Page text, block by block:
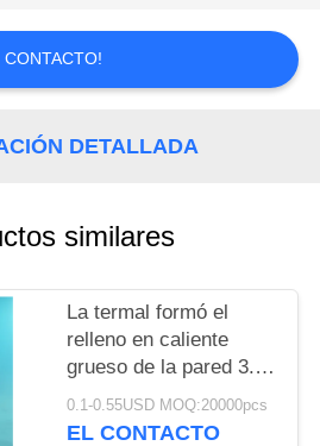
CONTACTO!
DETALLADA
similares
La termal formó el
relleno en caliente
grueso de la pared 3.8L
del claro del cubo de
IML disponible
0.1-0.55USD MOQ:20000pcs
EL CONTACTO